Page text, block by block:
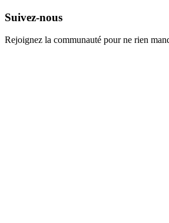
Suivez-nous
Rejoignez la communauté pour ne rien